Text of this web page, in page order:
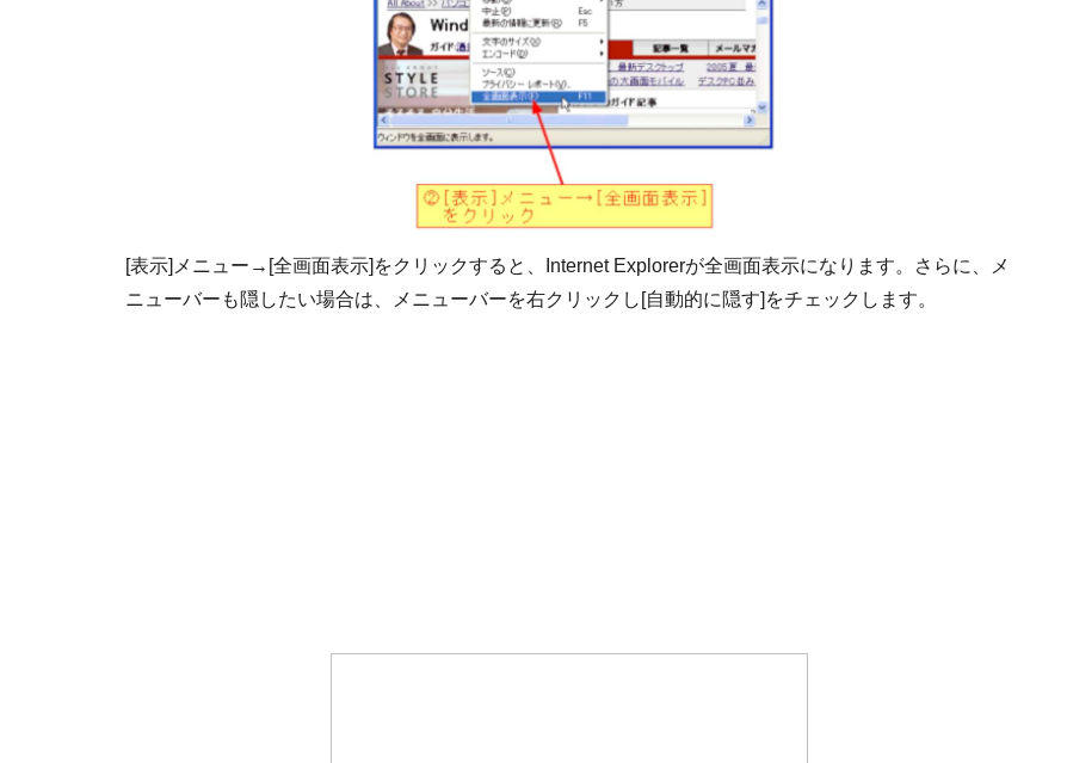
[表示]メニュー→[全画面表示]をクリックすると、Internet Explorerが全画面表示になります。さらに、メ
ニューバーも隠したい場合は、メニューバーを右クリックし[自動的に隠す]をチェックします。